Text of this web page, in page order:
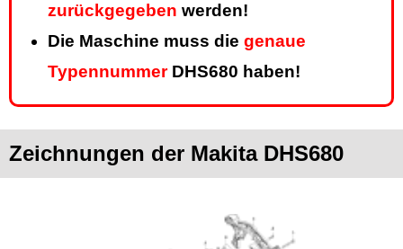
zurückgegeben werden!
Die Maschine muss die genaue
TypennummerDHS680 haben!
Zeichnungen der Makita DHS680